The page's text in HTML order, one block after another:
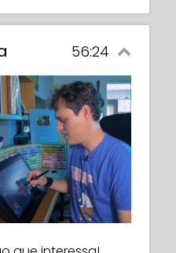
56:24